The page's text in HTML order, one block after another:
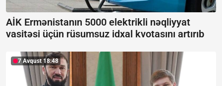
AİK Ermənistanın 5000 elektrikli nəqliyyat
vasitəsi üçün rüsumsuz idxal kvotasını artırıb
7 Avqust 18:48